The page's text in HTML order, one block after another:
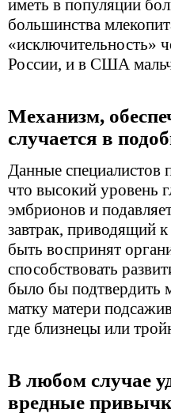
иметь в популяции
большинства
«исключительность»
России, и в США
Механизм,
случается в
Данные специалистов
что высокий уровень
эмбрионов и
завтрак, приводящий
быть воспринят
способствовать
было бы подтвердить
матку матери
где близнецы или
В любом случае
вредные